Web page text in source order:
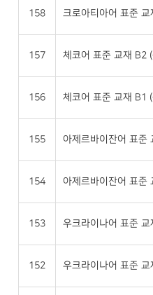
158 크로아티아어 표준
157 체코어 표준 교재 B2
156 체코어 표준 교재 B1
155 아제르바이잔어 표
154 아제르바이잔어 표
153 우크라이나어 표준
152 우크라이나어 표준